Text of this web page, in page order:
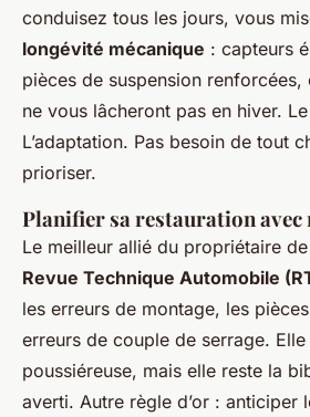
conduisez tous les jours, vous
longévité mécanique : capteurs
pièces de suspension
ne vous lâcheront pas en hiver.
L’adaptation. Pas besoin de tout
prioriser.
Planifier sa restauration avec
Le meilleur allié du propriétaire
Revue Technique Automobile
les erreurs de montage, les
erreurs de couple de serrage.
poussiéreuse, mais elle reste la
averti. Autre règle d’or : anticiper